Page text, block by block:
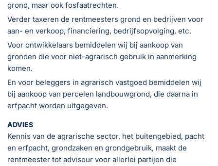
grond, maar ook fosfaatrechten.
Verder taxeren de rentmeesters grond en bedrijven voor
aan- en verkoop, financiering, bedrijfsopvolging, etc.
Voor ontwikkelaars bemiddelen wij bij aankoop van
gronden die voor niet-agrarisch gebruik in aanmerking
komen.
En voor beleggers in agrarisch vastgoed bemiddelen wij
bij aankoop van percelen landbouwgrond, die daarna in
erfpacht worden uitgegeven.
ADVIES
Kennis van de agrarische sector, het buitengebied, pacht
en erfpacht, grondzaken en grondgebruik, maakt de
rentmeester tot adviseur voor allerlei partijen die